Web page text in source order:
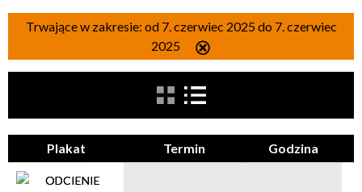
Szukana fraza
Trwające w zakresie
Trwające w zakresie: od 7. czerwiec 2025 do 7. czerwiec
2025
ten
filtr
Plakat Termin Godzina